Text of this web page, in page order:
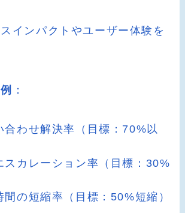
インパクトやユーザー体験を
：
合わせ解決率（目標：70%以
スカレーション率（目標：30%
間の短縮率（目標：50%短縮）